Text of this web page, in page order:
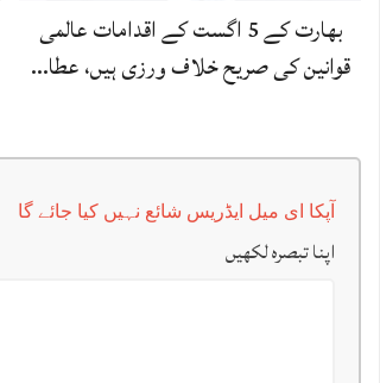
بھارت کے 5 اگست کے اقدامات عالمی
قوانین کی صریح خلاف ورزی ہیں، عطا…
آپکا ای میل ایڈریس شائع نہیں کیا جائے گا
اپنا تبصرہ لکھیں